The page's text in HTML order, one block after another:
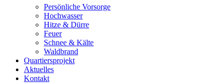
Persönliche Vorsorge
Hochwasser
Hitze & Dürre
Feuer
Schnee & Kälte
Waldbrand
Quartiersprojekt
Aktuelles
Kontakt